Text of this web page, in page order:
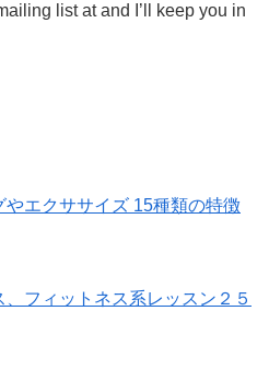
list at and I’ll keep you in
やエクササイズ 15種類の特徴
、フィットネス系レッスン２５